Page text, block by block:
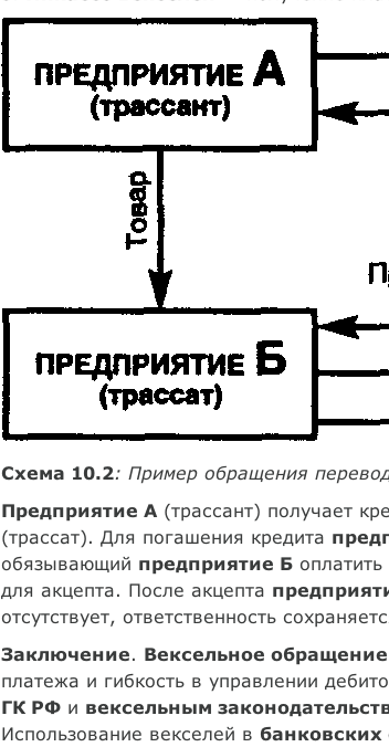
Схема 10.2: Пример обращения
Предприятие А(трассант) получает
(трассат). Для погашения кредита
обязывающий предприятие Боплатить
для акцепта. После акцепта
отсутствует, ответственность
Заключение. Вексельное обращение
платежа и гибкость в управлении
ГК РФи вексельным
Использование векселей в